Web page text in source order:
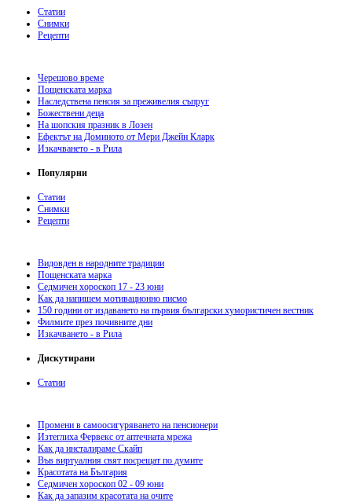
Статии
Снимки
Рецепти
Черешово време
Пощенската марка
Наследствена пенсия за преживелия съпруг
Божествени деца
На шопския празник в Лозен
Ефектът на Доминото от Мери Джейн Кларк
Изкачването - в Рила
Популярни
Статии
Снимки
Рецепти
Видовден в народните традиции
Пощенската марка
Седмичен хороскоп 17 - 23 юни
Как да напишем мотивационно писмо
150 години от издаването на първия български хумористичен вестник
Филмите през почивните дни
Изкачването - в Рила
Дискутирани
Статии
Промени в самоосигуряването на пенсионери
Изтеглиха Фервекс от аптечната мрежа
Как да инсталираме Скайп
Във виртуалния свят посрещат по думите
Красотата на България
Седмичен хороскоп 02 - 09 юни
Как да запазим красотата на очите